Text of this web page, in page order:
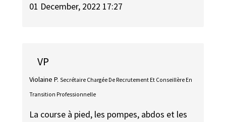
01 December, 2022 17:27
VP
Violaine P. Secrétaire Chargée De Recrutement Et Conseillère En
Transition Professionnelle
La course à pied, les pompes, abdos et les